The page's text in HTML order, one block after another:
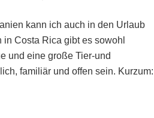
kann ich auch in den Urlaub
Costa Rica gibt es sowohl
und eine große Tier-und
familiär und offen sein. Kurzum: